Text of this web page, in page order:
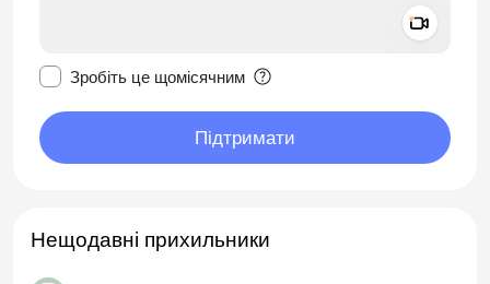
Зробіть це щомісячним
Підтримати
Нещодавні прихильники